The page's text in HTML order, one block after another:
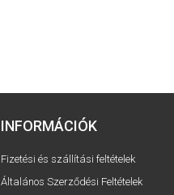
INFORMÁCIÓK
Fizetési és szállítási feltételek
Általános Szerződési Feltételek